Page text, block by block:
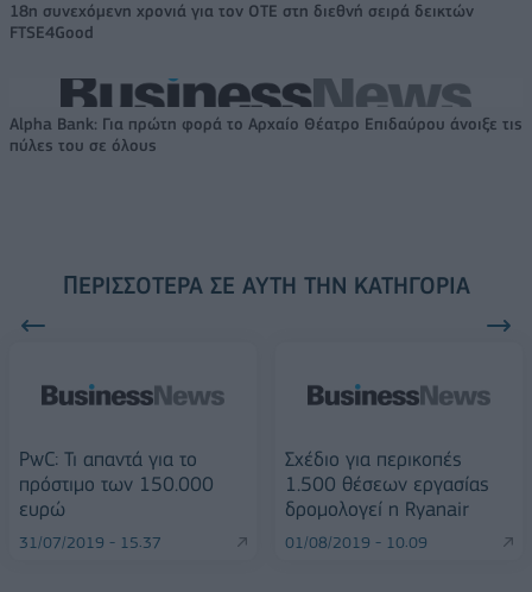
18η συνεχόμενη χρονιά για τον ΟΤΕ στη διεθνή σειρά δεικτών
FTSE4Good
Alpha Bank: Για πρώτη φορά το Αρχαίο Θέατρο Επιδαύρου άνοιξε τις
πύλες του σε όλους
ΠΕΡΙΣΣΌΤΕΡΑ ΣΕ ΑΥΤΉ ΤΗΝ ΚΑΤΗΓΟΡΊΑ
PwC: Τι απαντά για το
πρόστιμο των 150.000
ευρώ
31/07/2019 - 15:37
Σχέδιο για περικοπές
1.500 θέσεων εργασίας
δρομολογεί η Ryanair
01/08/2019 - 10:09